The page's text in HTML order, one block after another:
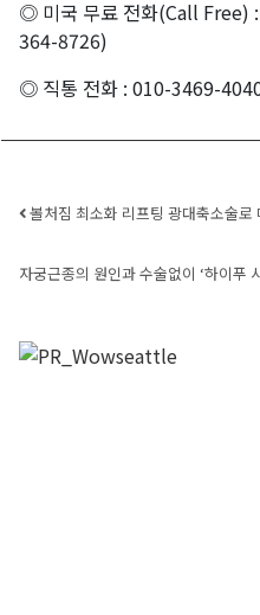
◎ 미국 무료 전화(Call Free)
364-8726)
◎ 직통 전화 : 010-3469-
Post
볼처짐 최소화 리프팅 광대축소술로
자궁근종의 원인과 수술없이 ‘하이푸